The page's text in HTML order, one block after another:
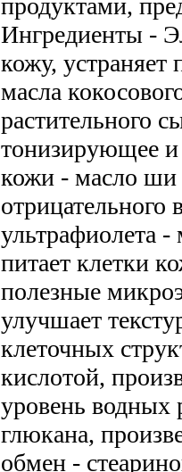
продуктами,
Ингредиенты -
кожу, устраняет
масла
растительного
тонизирующее
кожи - масло ши
ультрафиолета -
питает клетки
полезные
улучшает
клеточных
кислотой,
уровень водных
глюкана,
обмен -